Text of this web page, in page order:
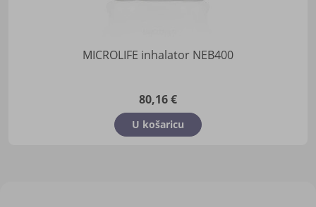
MICROLIFE inhalator NEB400
80,16 €
U košaricu